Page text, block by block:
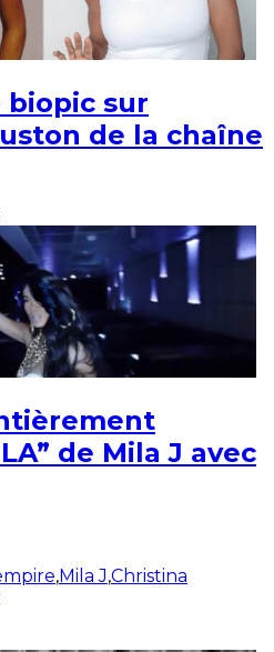
biopic sur
de la chaîne
de Mila J avec
,Mila J,Christina